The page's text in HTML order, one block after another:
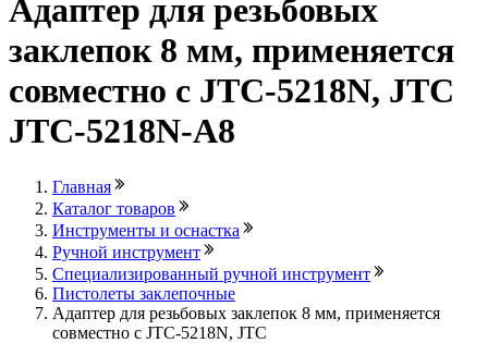
Адаптер для резьбовых
заклепок 8 мм, применяется
совместно с JTC-5218N, JTC
JTC-5218N-A8
Главная
Каталог товаров
Инструменты и оснастка
Ручной инструмент
Специализированный ручной инструмент
Пистолеты заклепочные
Адаптер для резьбовых заклепок 8 мм, применяется
совместно с JTC-5218N, JTC